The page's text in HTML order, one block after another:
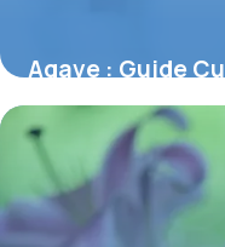
Agave : Guide
Complet
2 juin 2026